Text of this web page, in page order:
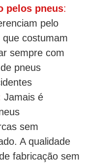
pelos pneus:
pelo
costumam
sempre com
pneus
Jamais é
sem
A qualidade
fabricação sem